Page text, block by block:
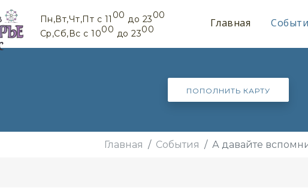
Пн,Вт,Чт,Пт c 11 00 до 2300
Ср,Сб,Вс c 1000 до 2300 Главная
ПОПОЛНИТЬ КАРТУ
Главная События А давайте